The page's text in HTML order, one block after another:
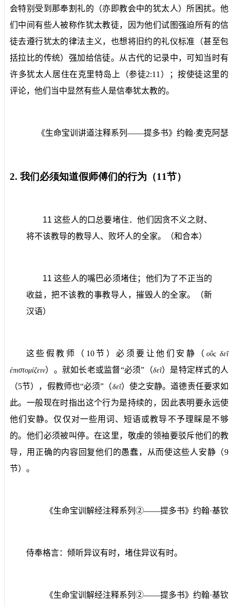
会特别受到那奉割礼的（亦即教会中的犹太人）所困扰。他
们中间有些人被称作犹太教徒，因为他们试图强迫所有的信
徒去遵行犹太的律法主义，也想将旧约的礼仪标准（甚至包
括拉比的传统）强加给信徒。从古代的记录中，可知当时有
许多犹太人居住在克里特岛上（参徒2:11 ）；按使徒这里的
评论，他们当中显然有些人是信奉犹太教的。
《生命宝训讲道注释系列——提多书》约翰·麦克阿瑟
2. 我们必须知道假师傅们的行为（11节）
11这些人的口总要堵住．他们因贪不义之财、
将不该教导的教导人、败坏人的全家。（和合本）
11这些人的嘴巴必须堵住；他们为了不正当的
收益，把不该教的事教导人，摧毁人的全家。（新
汉语）
这些假教师（ 10节）必须要让他们安静（ οὓς δεῖ
ἐπιστομίζειν）。就如长老或监督“必须”（δεῖ）是特定样式的人
（5节），假教师也“必须”（δεῖ）使之安静。道德责任要求如
此。一般现在时指出这个行为是持续的，因此表明要永远使
他们安静。仅仅对一些用词、短语或教导不予理睬是不够
的。他们必须被叫停。在这里，敬虔的领袖要驳斥他们的教
导，用正确的内容回复他们的愚蠢，从而使这些人安静（9
节）。
《生命宝训解经注释系列②——提多书》约翰·基钦
侍奉格言：倾听异议有时，堵住异议有时。
《生命宝训解经注释系列②——提多书》约翰·基钦